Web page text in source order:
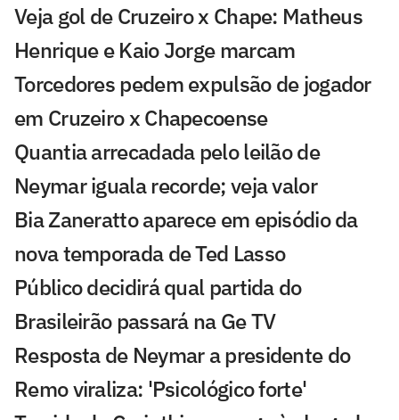
Veja gol de Cruzeiro x Chape: Matheus
Henrique e Kaio Jorge marcam
Torcedores pedem expulsão de jogador
em Cruzeiro x Chapecoense
Quantia arrecadada pelo leilão de
Neymar iguala recorde; veja valor
Bia Zaneratto aparece em episódio da
nova temporada de Ted Lasso
Público decidirá qual partida do
Brasileirão passará na Ge TV
Resposta de Neymar a presidente do
Remo viraliza: 'Psicológico forte'